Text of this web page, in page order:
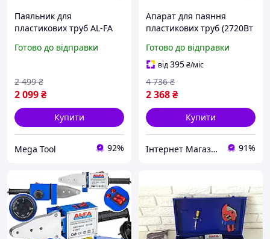
Паяльник для
пластикових труб AL-FA
зварювальний апарат
Готово до відправки
2 099₴
2 499 ₴
Купити
Mega Tool 92%
Апарат для паяння
пластикових труб (2720Вт
Паяльна станція для
пластикових труб, MTS
Готово до відправки
від395₴/міс
2 368₴
4 736 ₴
Купити
Інтернет Магазин "StepShop" 91%